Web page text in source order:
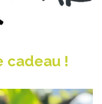
cadeau !